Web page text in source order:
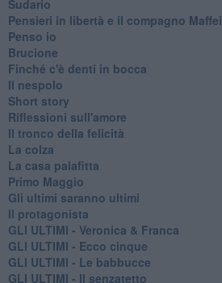
Sudario
Pensieri in libertà e il compagno Maffei
Penso io
Brucione
Finché c'è denti in bocca
Il nespolo
Short story
Riflessioni sull'amore
Il tronco della felicità
La colza
La casa palafitta
Primo Maggio
Gli ultimi saranno ultimi
Il protagonista
GLI ULTIMI - Veronica & Franca
GLI ULTIMI - Ecco cinque
GLI ULTIMI - Le babbucce
GLI ULTIMI - Il senzatetto